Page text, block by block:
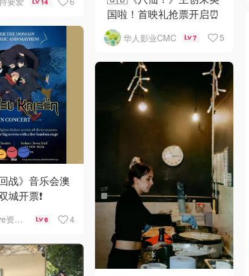
国啦！首映礼抢票开启⏰
华人影业CMC 7 5
战》音乐会澳
城开票❗️
澳新Live资讯站 6 4